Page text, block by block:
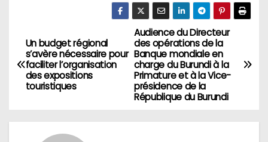
Navigation
de
l’article
Audience du Directeur
des opérations de la
Banque mondiale en
charge du Burundi à la
Primature et à la Vice-
présidence de la
République du Burundi
Un budget régional
s’avère nécessaire pour
faciliter l’organisation
des expositions
touristiques